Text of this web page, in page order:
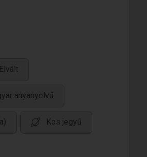
Elvált
anyanyelvű
Kos jegyű